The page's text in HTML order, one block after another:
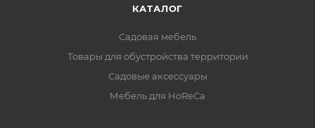
КАТАЛОГ
Садовая мебель
Товары для обустройства территории
Садовые аксессуары
Мебель для HoReCa